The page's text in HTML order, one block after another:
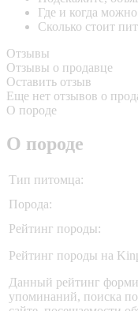
Где и когда
Сколько стоит
Отзывы
Отзывы о продавце
Оставить отзыв
Еще нет отзывов о
О породе
О породе
Тип питомца:
Порода:
Рейтинг породы:
Рейтинг породы на
Данный рейтинг
упоминаний, поиска